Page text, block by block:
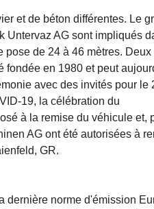
et de béton différentes. Le
Untervaz AG sont impliqués
pose de 24 à 46 mètres. Deux
fondée en 1980 et peut
avec des invités pour le
19, la célébration du
à la remise du véhicule et,
AG ont été autorisées à
GR.
dernière norme d'émission